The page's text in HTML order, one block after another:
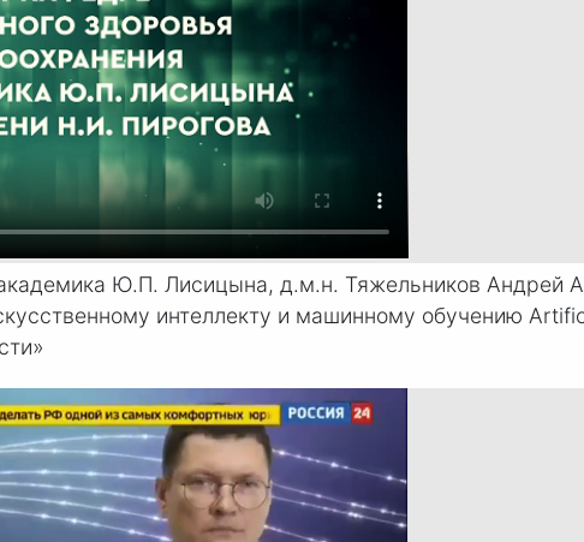
Ю.П. Лисицына, д.м.н. Тяжельников Андрей
интеллекту и машинному обучению